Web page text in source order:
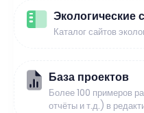
Экологические
Каталог сайтов
База проектов
Более 100 примеров
отчёты и т.д.) в